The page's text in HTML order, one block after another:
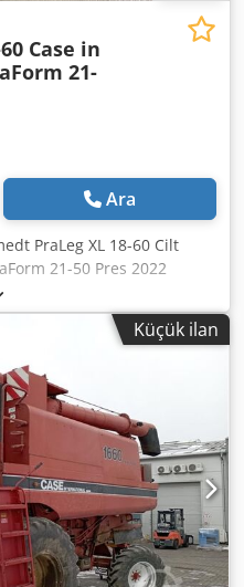
Case in
21-
Ara
PraLeg XL 18-60 Cilt
21-50 Pres 2022
Schmedt PraLeg XL 18-60
iyi durumda, kullanıma
sert kapağa
yapışkan kalınlığı ayarı.
mm Blok genişliği: 110 –
Üretim hızı: yaklaşık 200 –
300 kg Almanya üretimi.
Presi Oyuk açma üniteli kitap
Makine çok iyi durumda
Maksimum format: 420
230 V + basınçlı hava.
içindir.
Küçük ilan